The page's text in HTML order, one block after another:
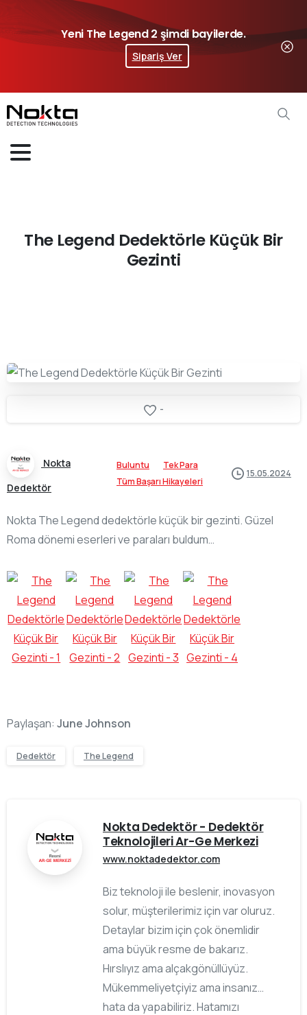
Yeni The Legend 2 şimdi bayilerde.
Sipariş Ver
The Legend Dedektörle Küçük Bir
Gezinti
-
Nokta
Dedektör
Buluntu
Tek Para
Tüm Başarı Hikayeleri
15.05.2024
Nokta The Legend dedektörle küçük bir gezinti. Güzel
Roma dönemi eserleri ve paraları buldum…
Paylaşan: June Johnson
Dedektör The Legend
Nokta Dedektör - Dedektör
Teknolojileri Ar-Ge Merkezi
www.noktadedektor.com
Biz teknoloji ile beslenir, inovasyon
solur, müşterilerimiz için var oluruz.
Detaylar bizim için çok önemlidir
ama büyük resme de bakarız.
Hırslıyız ama alçakgönüllüyüz.
Mükemmeliyetçiyiz ama insanız…
hata da yapabiliriz. Hatamızı